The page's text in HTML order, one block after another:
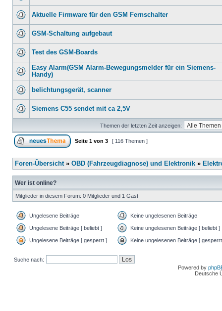
Aktuelle Firmware für den GSM Fernschalter
GSM-Schaltung aufgebaut
Test des GSM-Boards
Easy Alarm(GSM Alarm-Bewegungsmelder für ein Siemens-
Handy)
belichtungsgerät, scanner
Siemens C55 sendet mit ca 2,5V
Themen der letzten Zeit anzeigen:
Seite 1 von 3 [ 116 Themen ]
Foren-Übersicht» OBD (Fahrzeugdiagnose) und Elektronik »
Wer ist online?
Mitglieder in diesem Forum: 0 Mitglieder und 1 Gast
Ungelesene Beiträge Keine ungelesenen Beiträge
Ungelesene Beiträge [ beliebt ] Keine ungelesenen Beiträge [ beliebt ]
Ungelesene Beiträge [ gesperrt ] Keine ungelesenen Beiträge [
Suche nach:
Powered by
Deutsche